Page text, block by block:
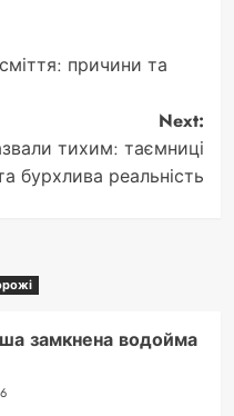
причини та
Next:
тихим: таємниці
бурхлива реальність
замкнена водойма